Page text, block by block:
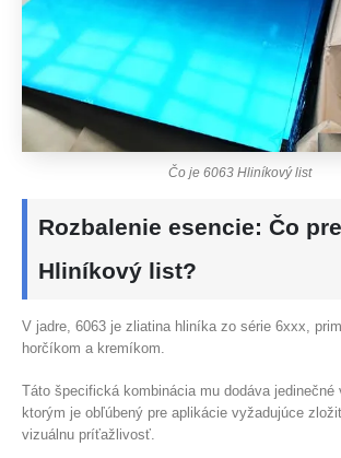
Čo je 6063 Hliníkový list
Rozbalenie esencie: Čo
Hliníkový list?
V jadre, 6063 je zliatina hliníka zo série 6xxx,
horčíkom a kremíkom.
Táto špecifická kombinácia mu dodáva
ktorým je obľúbený pre aplikácie vyžadujúce
vizuálnu príťažlivosť.